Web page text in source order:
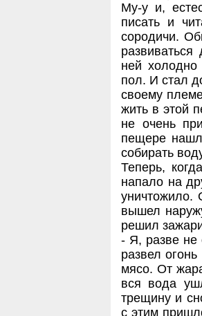
Му-у и,
писать и
сородичи.
ней
пол. И стал
своему
жить в этой
не очень
пещере
собирать
Теперь,
напало на
уничтожило.
вышел
решил
- Я, разве не
развел
мясо. От
вся вода
трещину и
с этим